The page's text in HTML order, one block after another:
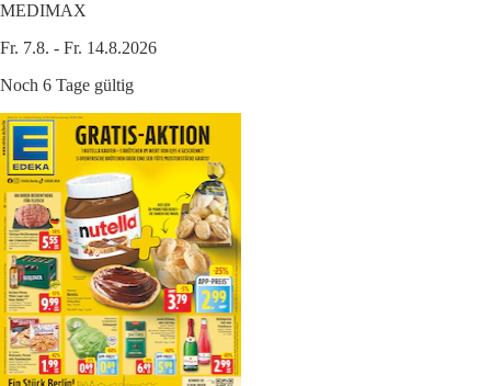
MEDIMAX
Fr. 7.8. - Fr. 14.8.2026
Noch 6 Tage gültig